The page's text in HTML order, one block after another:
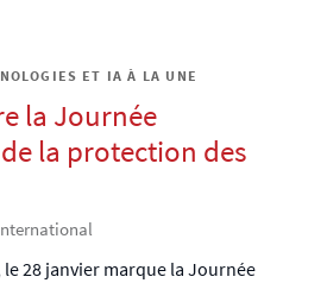
ET IA À LA UNE
la Journée
la protection des
28 janvier marque la Journée